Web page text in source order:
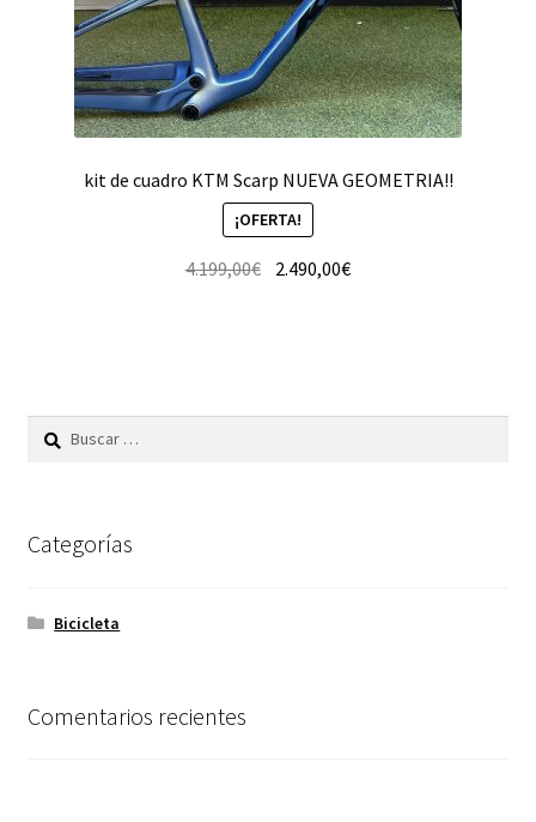
kit de cuadro KTM Scarp NUEVA GEOMETRIA!!
¡OFERTA!
4.199,00€ 2.490,00€
Buscar:
Categorías
Bicicleta
Comentarios recientes